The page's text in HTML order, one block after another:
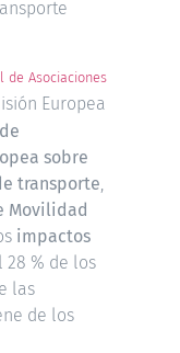
de Asociaciones
Europea
sobre
transporte,
Movilidad
impactos
28 % de los
las
de los